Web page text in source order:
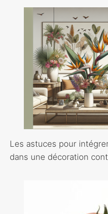
Les astuces pour
dans une décoration